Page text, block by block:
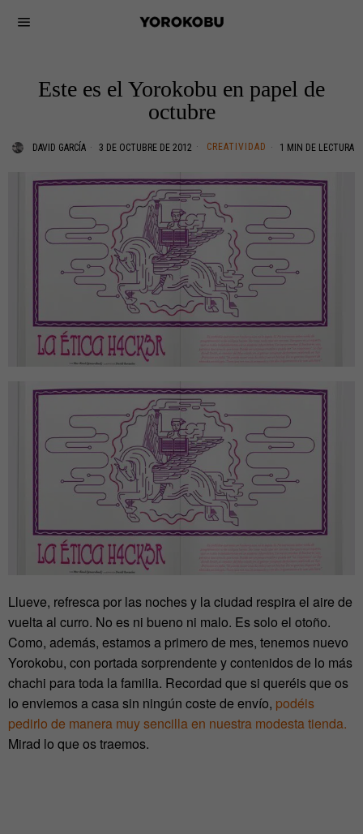
Este es el Yorokobu en papel de
octubre
DAVID GARCÍA 3 DE OCTUBRE DE 2012 CREATIVIDAD 1 MIN DE LECTURA
Llueve, refresca por las noches y la ciudad respira el aire de
vuelta al curro. No es ni bueno ni malo. Es solo el otoño.
Como, además, estamos a primero de mes, tenemos nuevo
Yorokobu, con portada sorprendente y contenidos de lo más
chachi para toda la familia. Recordad que si queréis que os
lo enviemos a casa sin ningún coste de envío, podéis
pedirlo de manera muy sencilla en nuestra modesta tienda.
Mirad lo que os traemos.